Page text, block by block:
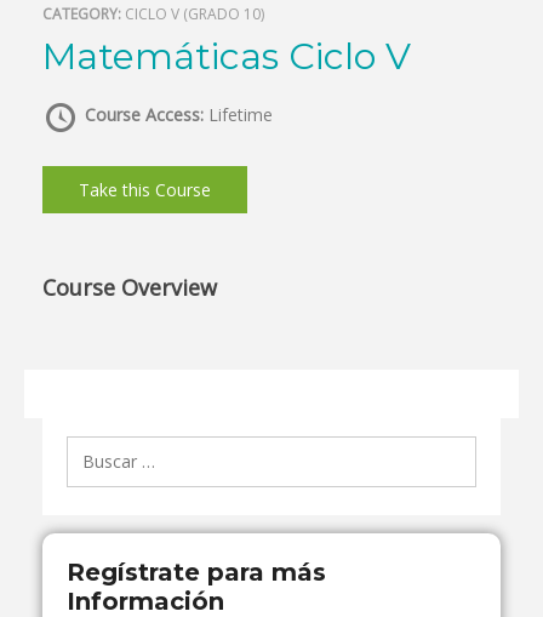
CATEGORY: CICLO V (GRADO 10)
Matemáticas Ciclo V
Course Access: Lifetime
Take this Course
Course Overview
Regístrate para más
Información